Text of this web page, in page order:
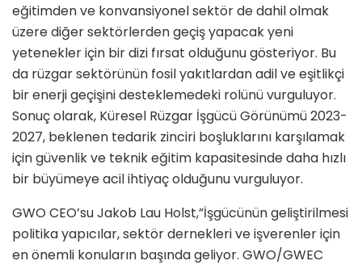
eğitimden ve konvansiyonel sektör de dahil olmak
üzere diğer sektörlerden geçiş yapacak yeni
yetenekler için bir dizi fırsat olduğunu gösteriyor. Bu
da rüzgar sektörünün fosil yakıtlardan adil ve eşitlikçi
bir enerji geçişini desteklemedeki rolünü vurguluyor.
Sonuç olarak, Küresel Rüzgar İşgücü Görünümü 2023-
2027, beklenen tedarik zinciri boşluklarını karşılamak
için güvenlik ve teknik eğitim kapasitesinde daha hızlı
bir büyümeye acil ihtiyaç olduğunu vurguluyor.
GWO CEO’su Jakob Lau Holst,”İşgücünün geliştirilmesi
politika yapıcılar, sektör dernekleri ve işverenler için
en önemli konuların başında geliyor. GWO/GWEC